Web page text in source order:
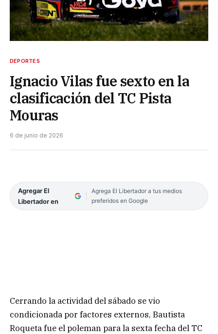
DEPORTES
Ignacio Vilas fue sexto en la
clasificación del TC Pista
Mouras
6 de junio de 2026
Agregar El
Libertador en
Agrega El Libertador a tus medios
preferidos en Google
Cerrando la actividad del sábado se vio
condicionada por factores externos, Bautista
Roqueta fue el poleman para la sexta fecha del TC